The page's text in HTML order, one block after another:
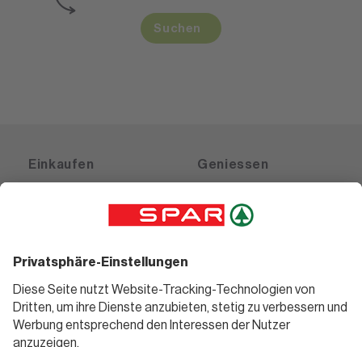
Suchen
Einkaufen
Gutscheine
Geniessen
Weinwelt
Bierwelt
Informieren
Teilnahmebedingungen
Folge uns